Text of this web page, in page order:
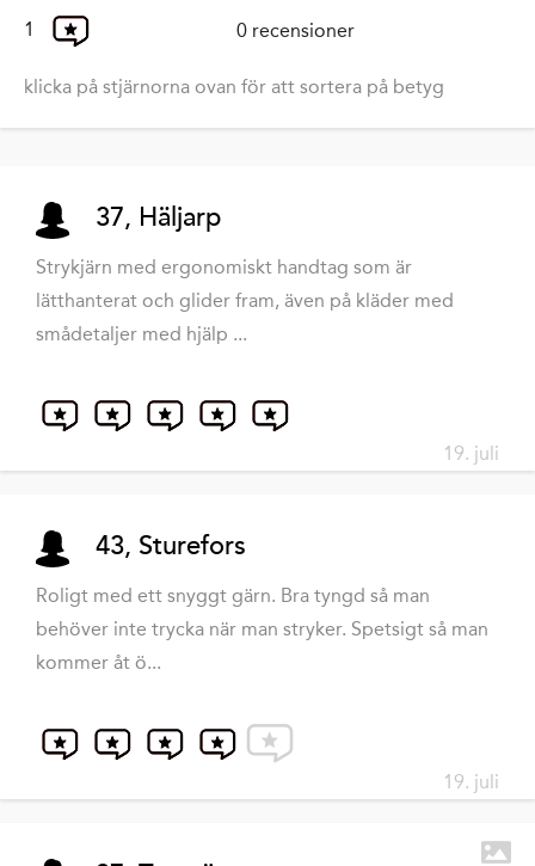
1 0 recensioner
klicka på stjärnorna ovan för att sortera på betyg
37, Häljarp
Strykjärn med ergonomiskt handtag som är
lätthanterat och glider fram, även på kläder med
smådetaljer med hjälp ...
19. juli
43, Sturefors
Roligt med ett snyggt gärn. Bra tyngd så man
behöver inte trycka när man stryker. Spetsigt så man
kommer åt ö...
19. juli